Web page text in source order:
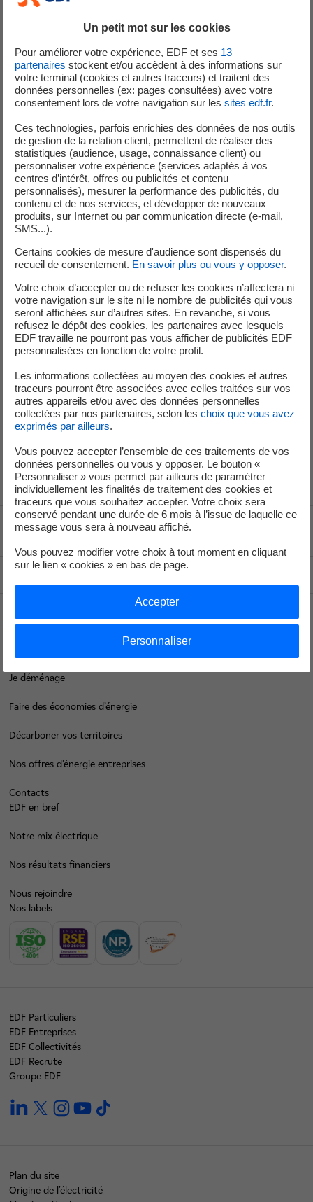
Déclaration d’un Evénement Significatif Environnement (ESE) en
annuel.
Le 29 novembre 2024, une émission de fluide frigorigène gazeux
estimée à 150 kg s’est produite après le remplissage en fluide d’un
nouveau compresseur. La fuite a immédiatement été localisée au
niveau du flexible d'une vanne présent sur matériel. Les opérations
réactives de ventilation ont permis de retrouver rapidement des
conditions normales d'accès au local.
Dans les centrales comme dans d’autres installations industrielles,
les fluides frigorigènes, liquides ou gazeux, sont utilisés pour la
climatisation de différents matériels et locaux. Les opérations de
frigorifiques (ventilations, compresseurs, …) permettent de contrôler
leur bon fonctionnement.
La règlementation en vigueur prévoit la déclaration d’un événement
d’émission de fluide frigorigène est atteint.
La quantité de fluide frigorigène émise pendant cet événement
étant supérieur à 100kg/an, un événement significatif
environnement a été déclaré par la centrale de Saint-Laurent à
l’Autorité de sûreté nucléaire le 3 décembre 2024.
Voir le fil d'ariane
Haut de page
Groupe
Je déménage
Faire des économies d’énergie
Décarboner vos territoires
Nos offres d’énergie entreprises
Contacts
EDF en bref
Notre mix électrique
Nos résultats financiers
Nous rejoindre
Nos labels
EDF Particuliers
EDF Entreprises
EDF Collectivités
EDF Recrute
Groupe EDF
linkedintwitterinstagramyoutube
Plan du site
Origine de l'électricité
Un petit mot sur les cookies
Pour améliorer votre expérience, EDF et ses 13
partenaires stockent et/ou accèdent à des informations sur
votre terminal (cookies et autres traceurs) et traitent des
données personnelles (ex: pages consultées) avec votre
consentement lors de votre navigation sur les sites edf.fr.
Ces technologies, parfois enrichies des données de nos outils
de gestion de la relation client, permettent de réaliser des
statistiques (audience, usage, connaissance client) ou
personnaliser votre expérience (services adaptés à vos
centres d’intérêt, offres ou publicités et contenu
personnalisés), mesurer la performance des publicités, du
contenu et de nos services, et développer de nouveaux
produits, sur Internet ou par communication directe (e-mail,
SMS...).
Certains cookies de mesure d'audience sont dispensés du
recueil de consentement. En savoir plus ou vous y opposer.
Votre choix d’accepter ou de refuser les cookies n’affectera ni
votre navigation sur le site ni le nombre de publicités qui vous
seront affichées sur d’autres sites. En revanche, si vous
refusez le dépôt des cookies, les partenaires avec lesquels
EDF travaille ne pourront pas vous afficher de publicités EDF
personnalisées en fonction de votre profil.
Les informations collectées au moyen des cookies et autres
traceurs pourront être associées avec celles traitées sur vos
autres appareils et/ou avec des données personnelles
collectées par nos partenaires, selon les choix que vous avez
exprimés par ailleurs.
Vous pouvez accepter l’ensemble de ces traitements de vos
données personnelles ou vous y opposer. Le bouton «
Personnaliser » vous permet par ailleurs de paramétrer
individuellement les finalités de traitement des cookies et
traceurs que vous souhaitez accepter. Votre choix sera
conservé pendant une durée de 6 mois à l’issue de laquelle ce
message vous sera à nouveau affiché.
Vous pouvez modifier votre choix à tout moment en cliquant
sur le lien « cookies » en bas de page.
Personnaliser
Accepter